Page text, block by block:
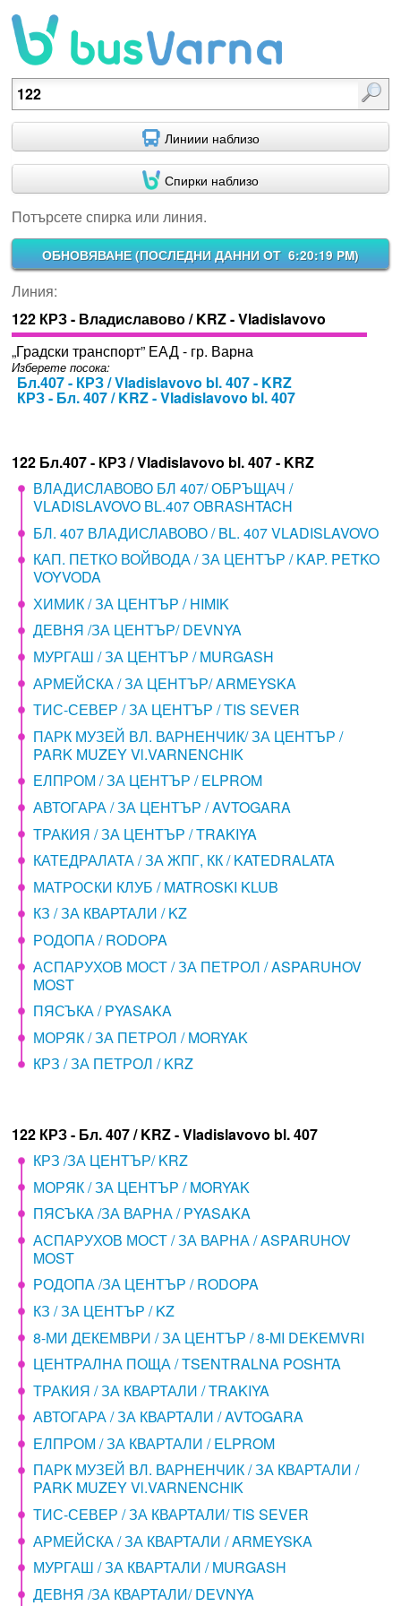
Потърсете спирка или линия.
Линиии наблизо
Спирки наблизо
Потърсете спирка или линия.
ОБНОВЯВАНЕ (ПОСЛЕДНИ ДАННИ ОТ 6:20:19 PM)
Линия:
122 КРЗ - Владиславово / KRZ - Vladislavovo
„Градски транспорт” ЕАД - гр. Варна
Изберете посока:
Бл.407 - КРЗ / Vladislavovo bl. 407 - KRZ
КРЗ - Бл. 407 / KRZ - Vladislavovo bl. 407
122 Бл.407 - КРЗ / Vladislavovo bl. 407 - KRZ
ВЛАДИСЛАВОВО БЛ 407/ ОБРЪЩАЧ /
VLADISLAVOVO BL.407 OBRASHTACH
БЛ. 407 ВЛАДИСЛАВОВО / BL. 407 VLADISLAVOVO
КАП. ПЕТКО ВОЙВОДА / ЗА ЦЕНТЪР / KAP. PETKO
VOYVODA
ХИМИК / ЗА ЦЕНТЪР / HIMIK
ДЕВНЯ /ЗА ЦЕНТЪР/ DEVNYA
МУРГАШ / ЗА ЦЕНТЪР / MURGASH
АРМЕЙСКА / ЗА ЦЕНТЪР/ ARMEYSKA
ТИС-СЕВЕР / ЗА ЦЕНТЪР / TIS SEVER
ПАРК МУЗЕЙ ВЛ. ВАРНЕНЧИК/ ЗА ЦЕНТЪР /
PARK MUZEY Vl.VARNENCHIK
ЕЛПРОМ / ЗА ЦЕНТЪР / ELPROM
АВТОГАРА / ЗА ЦЕНТЪР / AVTOGARA
ТРАКИЯ / ЗА ЦЕНТЪР / TRAKIYA
КАТЕДРАЛАТА / ЗА ЖПГ, КК / KATEDRALATA
МАТРОСКИ КЛУБ / MATROSKI KLUB
КЗ / ЗА КВАРТАЛИ / KZ
РОДОПА / RODOPA
АСПАРУХОВ МОСТ / ЗА ПЕТРОЛ / ASPARUHOV
MOST
ПЯСЪКА / PYASAKA
МОРЯК / ЗА ПЕТРОЛ / MORYAK
КРЗ / ЗА ПЕТРОЛ / KRZ
122 КРЗ - Бл. 407 / KRZ - Vladislavovo bl. 407
КРЗ /ЗА ЦЕНТЪР/ KRZ
МОРЯК / ЗА ЦЕНТЪР / MORYAK
ПЯСЪКА /ЗА ВАРНА / PYASAKA
АСПАРУХОВ МОСТ / ЗА ВАРНА / ASPARUHOV
MOST
РОДОПА /ЗА ЦЕНТЪР / RODOPA
КЗ / ЗА ЦЕНТЪР / KZ
8-МИ ДЕКЕМВРИ / ЗА ЦЕНТЪР / 8-MI DEKEMVRI
ЦЕНТРАЛНА ПОЩА / TSENTRALNA POSHTA
ТРАКИЯ / ЗА КВАРТАЛИ / TRAKIYA
АВТОГАРА / ЗА КВАРТАЛИ / AVTOGARA
ЕЛПРОМ / ЗА КВАРТАЛИ / ELPROM
ПАРК МУЗЕЙ ВЛ. ВАРНЕНЧИК / ЗА КВАРТАЛИ /
PARK MUZEY Vl.VARNENCHIK
ТИС-СЕВЕР / ЗА КВАРТАЛИ/ TIS SEVER
АРМЕЙСКА / ЗА КВАРТАЛИ / ARMEYSKA
МУРГАШ / ЗА КВАРТАЛИ / MURGASH
ДЕВНЯ /ЗА КВАРТАЛИ/ DEVNYA